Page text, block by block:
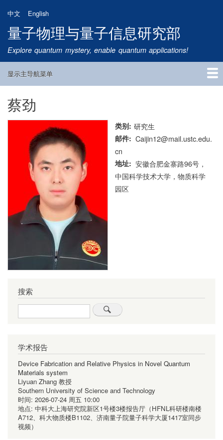
到
主
要
内
中文 English
量子物理与量子信息研究部
Explore quantum mystery, enable quantum applications!
Main
显示主导航菜单
首页
研究方向
量子卫星
团队成员
新闻动态
研究进展
学术报告
论文发表
公告通知
招生信息
相关链接
蔡劲
类别 研究生
邮件
Caijin12@mail.ustc.edu.
cn
地址
安徽合肥金寨路96号，
中国科学技术大学，物质科学
园区
搜索
Search
学术报告
Device Fabrication and Relative Physics in Novel Quantum
Materials system
Liyuan Zhang 教授
Southern University of Science and Technology
时间: 2026-07-24 周五 10:00
地点: 中科大上海研究院新区1号楼3楼报告厅（HFNL科研楼南楼
A712、科大物质楼B1102、济南量子院量子科学大厦1417室同步
视频）